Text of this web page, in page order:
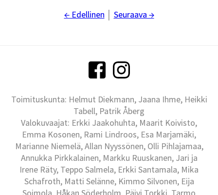
← Edellinen Seuraava →
Toimituskunta: Helmut Diekmann, Jaana Ihme, Heikki
Tabell, Patrik Åberg
Valokuvaajat: Erkki Jaakohuhta, Maarit Koivisto,
Emma Kosonen, Rami Lindroos, Esa Marjamäki,
Marianne Niemelä, Allan Nyyssönen, Olli Pihlajamaa,
Annukka Pirkkalainen, Markku Ruuskanen, Jari ja
Irene Räty, Teppo Salmela, Erkki Santamala, Mika
Schafroth, Matti Selänne, Kimmo Silvonen, Eija